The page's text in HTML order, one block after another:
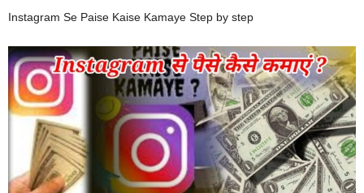
Instagram Se Paise Kaise Kamaye Step by step